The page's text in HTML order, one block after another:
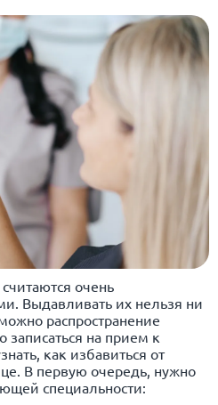
очень
Выдавливать их нельзя ни
распространение
на прием к
как избавиться от
В первую очередь, нужно
специальности: